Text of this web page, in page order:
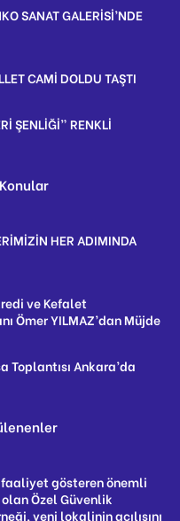
SANAT GALERİSİ’NDE
CAMİ DOLDU TAŞTI
ŞENLİĞİ” RENKLİ
HER ADIMINDA
ve Kefalet
Ömer YILMAZ’dan Müjde
Ankara’da
gösteren önemli
Özel Güvenlik
yeni lokalinin açılışını